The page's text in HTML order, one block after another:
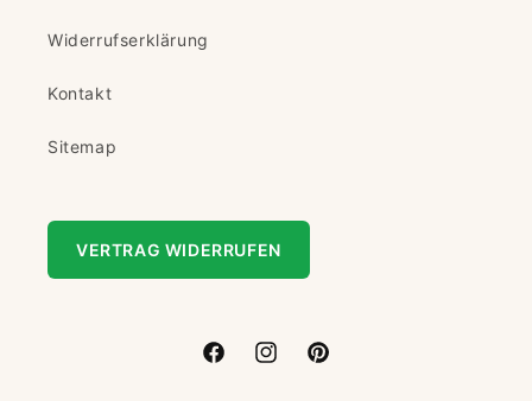
Widerrufserklärung
Kontakt
Sitemap
VERTRAG WIDERRUFEN
FacebookInstagramPinterest